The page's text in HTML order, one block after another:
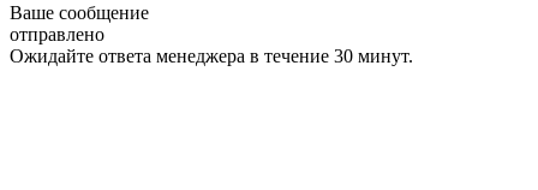
Ваше сообщение
отправлено
Ожидайте ответа менеджера в течение 30 минут.